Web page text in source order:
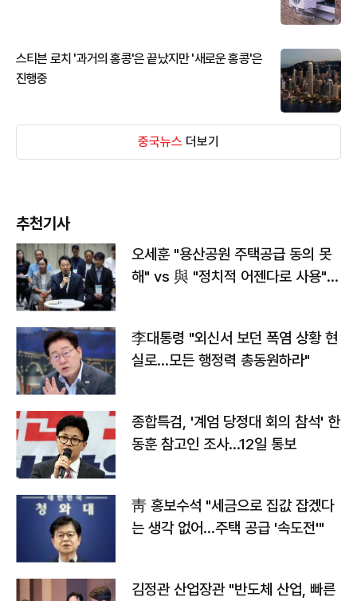
스티븐 로치 '과거의 홍콩'은 끝났지만 '새로운 홍콩'은
진행중
중국뉴스 더보기
추천기사
오세훈 "용산공원 주택공급 동의 못
해" vs 與 "정치적 어젠다로 사용"
李대통령 "외신서 보던 폭염 상황 현
실로…모든 행정력 총동원하라"
종합특검, '계엄 당정대 회의 참석' 한
동훈 참고인 조사...12일 통보
靑 홍보수석 "세금으로 집값 잡겠다
는 생각 없어…주택 공급 '속도전'"
김정관 산업장관 "반도체 산업, 빠른